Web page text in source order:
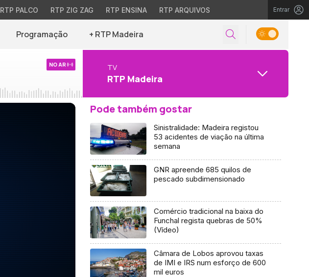
RTP PALCO RTP ZIG ZAG RTP ENSINA RTP ARQUIVOS Entrar
Programação + RTP Madeira
NO AR TV
RTP Madeira
Pode também gostar
Sinistralidade: Madeira registou
53 acidentes de viação na última
semana
GNR apreende 685 quilos de
pescado subdimensionado
Comércio tradicional na baixa do
Funchal regista quebras de 50%
(Vídeo)
Câmara de Lobos aprovou taxas
de IMI e IRS num esforço de 600
mil euros